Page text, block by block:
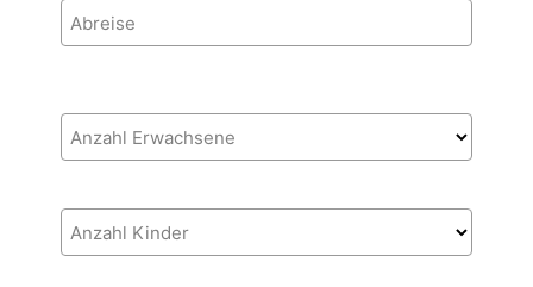
Abreise
Anzahl Erwachsene
Anzahl Kinder